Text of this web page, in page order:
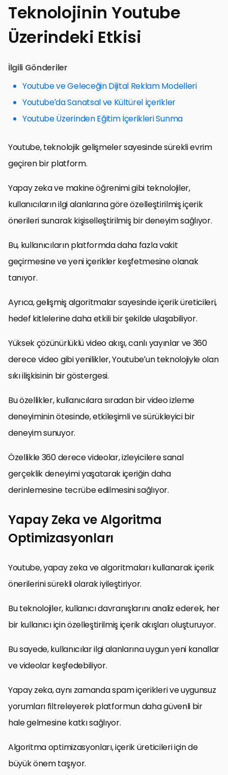
Teknolojinin Youtube
Üzerindeki Etkisi
İlgili Gönderiler
Youtube ve Geleceğin Dijital Reklam Modelleri
Youtube’da Sanatsal ve Kültürel İçerikler
Youtube Üzerinden Eğitim İçerikleri Sunma
Youtube, teknolojik gelişmeler sayesinde sürekli evrim
geçiren bir platform.
Yapay zeka ve makine öğrenimi gibi teknolojiler,
kullanıcıların ilgi alanlarına göre özelleştirilmiş içerik
önerileri sunarak kişiselleştirilmiş bir deneyim sağlıyor.
Bu, kullanıcıların platformda daha fazla vakit
geçirmesine ve yeni içerikler keşfetmesine olanak
tanıyor.
Ayrıca, gelişmiş algoritmalar sayesinde içerik üreticileri,
hedef kitlelerine daha etkili bir şekilde ulaşabiliyor.
Yüksek çözünürlüklü video akışı, canlı yayınlar ve 360
derece video gibi yenilikler, Youtube’un teknolojiyle olan
sıkı ilişkisinin bir göstergesi.
Bu özellikler, kullanıcılara sıradan bir video izleme
deneyiminin ötesinde, etkileşimli ve sürükleyici bir
deneyim sunuyor.
Özellikle 360 derece videolar, izleyicilere sanal
gerçeklik deneyimi yaşatarak içeriğin daha
derinlemesine tecrübe edilmesini sağlıyor.
Yapay Zeka ve Algoritma
Optimizasyonları
Youtube, yapay zeka ve algoritmaları kullanarak içerik
önerilerini sürekli olarak iyileştiriyor.
Bu teknolojiler, kullanıcı davranışlarını analiz ederek, her
bir kullanıcı için özelleştirilmiş içerik akışları oluşturuyor.
Bu sayede, kullanıcılar ilgi alanlarına uygun yeni kanallar
ve videolar keşfedebiliyor.
Yapay zeka, aynı zamanda spam içerikleri ve uygunsuz
yorumları filtreleyerek platformun daha güvenli bir
hale gelmesine katkı sağlıyor.
Algoritma optimizasyonları, içerik üreticileri için de
büyük önem taşıyor.